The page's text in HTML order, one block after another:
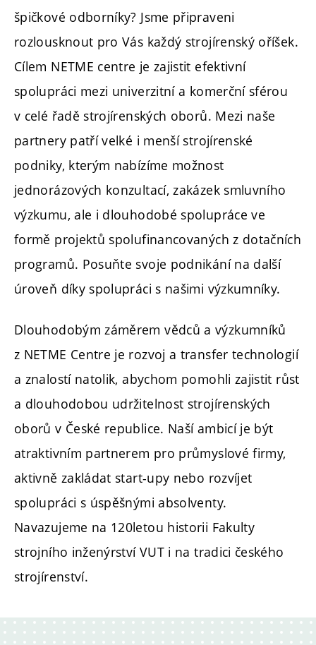
špičkové odborníky? Jsme připraveni
rozlousknout pro Vás každý strojírenský oříšek.
Cílem NETME centre je zajistit efektivní
spolupráci mezi univerzitní a komerční sférou
v celé řadě strojírenských oborů. Mezi naše
partnery patří velké i menší strojírenské
podniky, kterým nabízíme možnost
jednorázových konzultací, zakázek smluvního
výzkumu, ale i dlouhodobé spolupráce ve
formě projektů spolufinancovaných z dotačních
programů. Posuňte svoje podnikání na další
úroveň díky spolupráci s našimi výzkumníky.
Dlouhodobým záměrem vědců a výzkumníků
z NETME Centre je rozvoj a transfer technologií
a znalostí natolik, abychom pomohli zajistit růst
a dlouhodobou udržitelnost strojírenských
oborů v České republice. Naší ambicí je být
atraktivním partnerem pro průmyslové firmy,
aktivně zakládat start-upy nebo rozvíjet
spolupráci s úspěšnými absolventy.
Navazujeme na 120letou historii Fakulty
strojního inženýrství VUT i na tradici českého
strojírenství.